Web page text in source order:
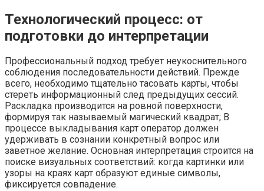
Технологический процесс: от
подготовки до интерпретации
Профессиональный подход требует неукоснительного
соблюдения последовательности действий. Прежде
всего, необходимо тщательно тасовать карты, чтобы
стереть информационный след предыдущих сессий.
Раскладка производится на ровной поверхности,
формируя так называемый магический квадрат; В
процессе выкладывания карт оператор должен
удерживать в сознании конкретный вопрос или
заветное желание. Основная интерпретация строится на
поиске визуальных соответствий: когда картинки или
узоры на краях карт образуют единые символы,
фиксируется совпадение.